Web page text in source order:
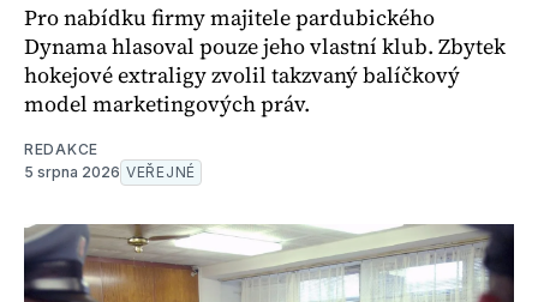
Pro nabídku firmy majitele pardubického
Dynama hlasoval pouze jeho vlastní klub. Zbytek
hokejové extraligy zvolil takzvaný balíčkový
model marketingových práv.
REDAKCE
5 srpna 2026 VEŘEJNÉ